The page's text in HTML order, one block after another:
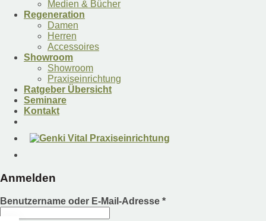
Medien & Bücher
Regeneration
Damen
Herren
Accessoires
Showroom
Showroom
Praxiseinrichtung
Ratgeber Übersicht
Seminare
Kontakt
Anmelden
Benutzername oder E-Mail-Adresse *